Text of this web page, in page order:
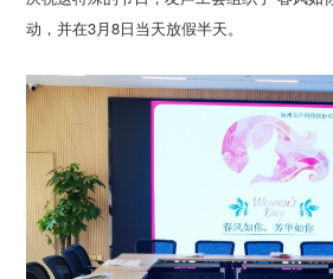
动，并在3月8日当天放假半天。